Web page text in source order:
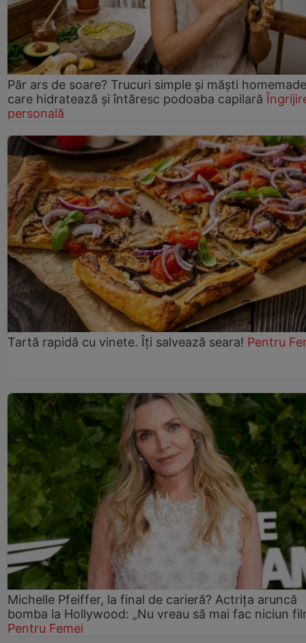
Păr ars de soare? Trucuri simple și măști homemade
care hidratează și întăresc podoaba capilară
personală
Tartă rapidă cu vinete. Îți salvează seara! Pentru
Michelle Pfeiffer, la final de carieră? Actrița aruncă
bomba la Hollywood: „Nu vreau să mai fac niciun
Pentru Femei